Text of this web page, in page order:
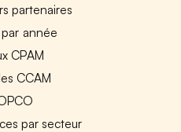
partenaires
par année
CPAM
CCAM
par secteur